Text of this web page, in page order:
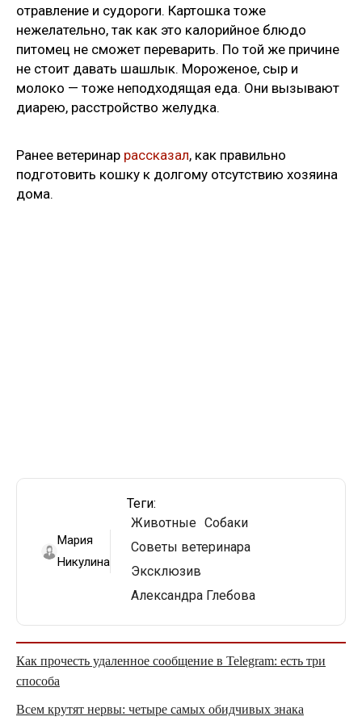
отравление и судороги. Картошка тоже
нежелательно, так как это калорийное блюдо
питомец не сможет переварить. По той же причине
не стоит давать шашлык. Мороженое, сыр и
молоко — тоже неподходящая еда. Они вызывают
диарею, расстройство желудка.
Ранее ветеринар рассказал, как правильно
подготовить кошку к долгому отсутствию хозяина
дома.
Мария
Никулина
Теги:
Животные Собаки
Советы ветеринара
Эксклюзив
Александра Глебова
Как прочесть удаленное сообщение в Telegram: есть три
способа
Всем крутят нервы: четыре самых обидчивых знака